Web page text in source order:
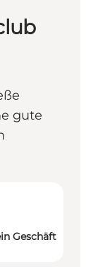
gute
Geschäft